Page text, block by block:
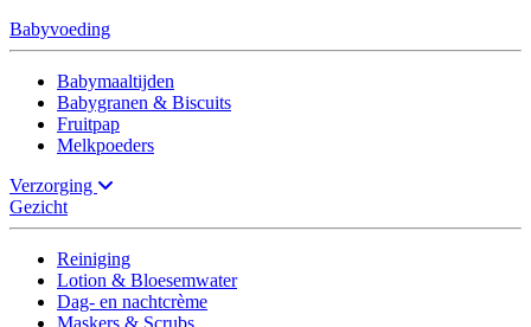
Babyvoeding
Babymaaltijden
Babygranen & Biscuits
Fruitpap
Melkpoeders
Verzorging
Gezicht
Reiniging
Lotion & Bloesemwater
Dag- en nachtcrème
Maskers & Scrubs